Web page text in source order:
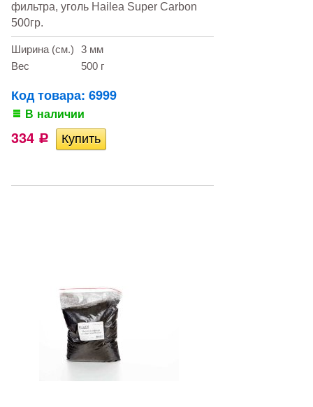
фильтра, уголь Hailea Super Carbon
500гр.
Ширина (см.)
3 мм
Вес
500 г
Код товара: 6999
В наличии
334 Р